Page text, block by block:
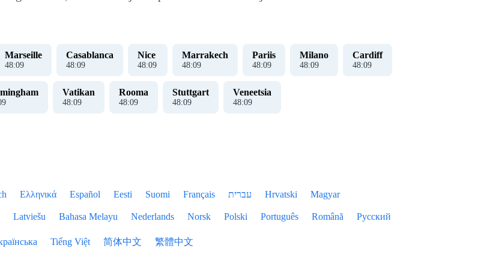
Marseille
48:10
Casablanca
48:10
Nice
48:10
Marrakech
48:10
Pariis
48:10
Milano
48:10
Cardiff
48:10
Vatikan
48:10
Rooma
48:10
Stuttgart
48:10
Veneetsia
48:10
Ελληνικά Español Eesti Suomi Français עברית Hrvatski Magyar
Latviešu Bahasa Melayu Nederlands Norsk Polski Português Română Русский
Tiếng Việt 简体中文 繁體中文